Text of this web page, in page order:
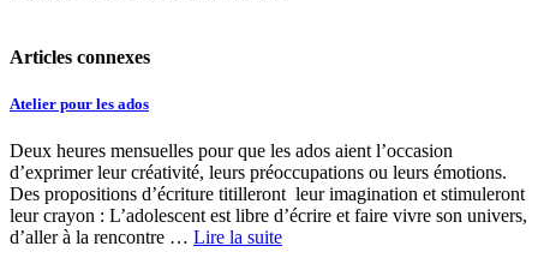
Articles connexes
Atelier pour les ados
Deux heures mensuelles pour que les ados aient l’occasion
d’exprimer leur créativité, leurs préoccupations ou leurs émotions.
Des propositions d’écriture titilleront leur imagination et stimuleront
leur crayon : L’adolescent est libre d’écrire et faire vivre son univers,
d’aller à la rencontre … Lire la suite